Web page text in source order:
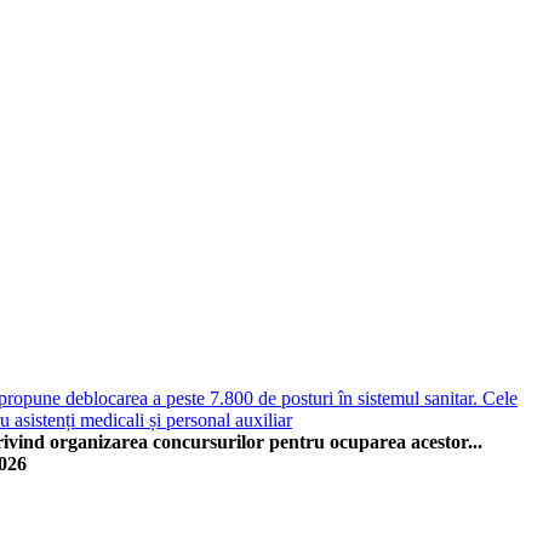
deblocarea a peste 7.800 de posturi în sistemul sanitar. Cele
asistenți medicali și personal auxiliar
organizarea concursurilor pentru ocuparea acestor...